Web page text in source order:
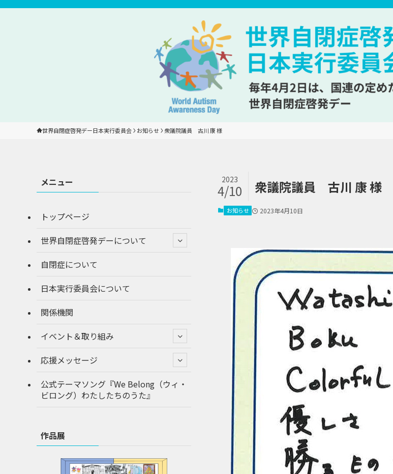
世界自閉症啓発デー日本実行委員会 お知らせ 衆議院議員　古川 康 様
衆議院議員 古川 康 様
2023
4/10
お知らせ 2023年4月10日
メニュー
トップページ
世界自閉症啓発デーについて
自閉症について
日本実行委員会について
関係機関
イベント＆取り組み
応援メッセージ
公式テーマソング『We Belong（ウィ・
ビロング）わたしたちのうた』
作品展